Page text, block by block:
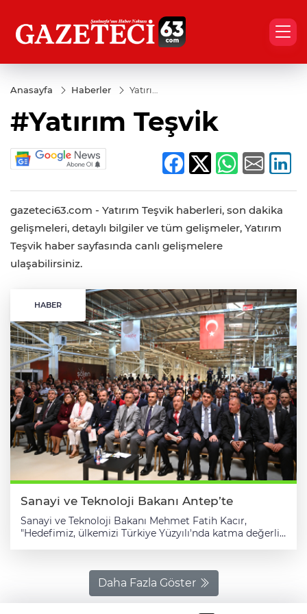
Anasayfa Haberler
Yatırım
#Yatırım Teşvik
gazeteci63.com - Yatırım Teşvik haberleri, son dakika
gelişmeleri, detaylı bilgiler ve tüm gelişmeler, Yatırım
Teşvik haber sayfasında canlı gelişmelere
ulaşabilirsiniz.
HABER
Sanayi ve Teknoloji Bakanı Antep’te
Sanayi ve Teknoloji Bakanı Mehmet Fatih Kacır,
"Hedefimiz, ülkemizi Türkiye Yüzyılı'nda katma değerli
ettiği konuma taşımaktır." dedi. Kacır, 4. Organize
Sanayi Bölgesi'nde faaliyet gösteren Şölen Çikolata'nın
yeni üretim tesisinin açılışında konuştu. Bakan Kacır,
fabrikanın, üreten şehir Gaziantep'in istihdamına,
Daha Fazla Göster